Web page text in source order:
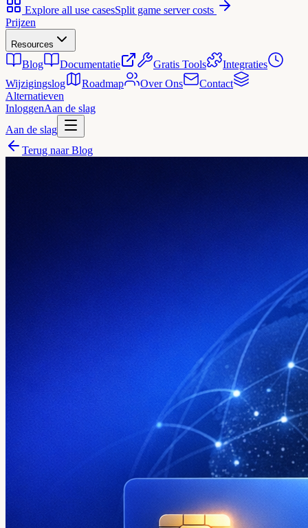
Explore all use casesSplit game server costs
Prijzen
Resources
Blog Documentatie Gratis Tools
Integraties
Wijzigingslog
Roadmap Over Ons
Contact
Alternatieven
InloggenAan de slag
Aan de slag
Terug naar Blog